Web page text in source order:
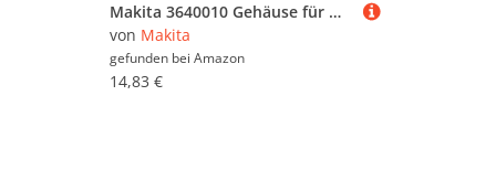
Makita 3640010 Gehäuse für Modell HW102 Druck Unterlegscheibe
von Makita
gefunden bei Amazon
14,83 €